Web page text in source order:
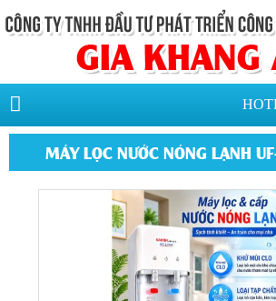
MÁY LỌC NƯỚC NÓNG LẠNH